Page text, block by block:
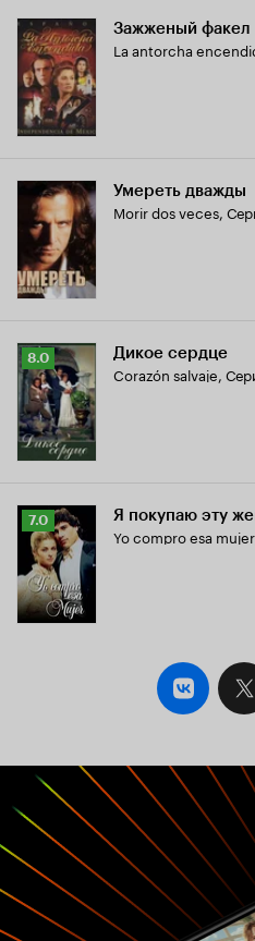
Зажженый факел
La antorcha
Умереть дважды
Morir dos veces,
Рейтинг
Кинопоиска
8.0
8.0 Дикое сердце
Corazón salvaje,
Рейтинг
Кинопоиска
7.0
7.0 Я покупаю эту
Yo compro esa mujer